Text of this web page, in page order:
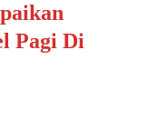
Pagi Di